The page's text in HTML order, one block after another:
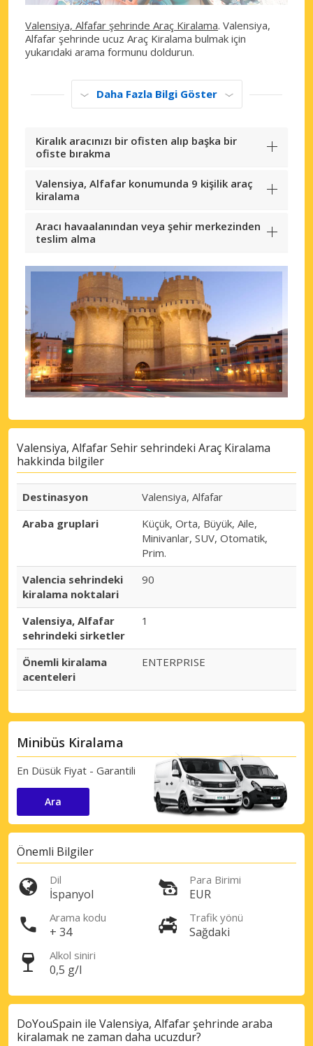
Valensiya, Alfafar şehrinde Araç Kiralama. Valensiya,
Alfafar şehrinde ucuz Araç Kiralama bulmak için
yukarıdaki arama formunu doldurun.
Daha Fazla Bilgi Göster
Kiralık aracınızı bir ofisten alıp başka bir
ofiste bırakma
Valensiya, Alfafar konumunda 9 kişilik araç
kiralama
Aracı havaalanından veya şehir merkezinden
teslim alma
Valensiya, Alfafar Sehir sehrindeki Araç Kiralama
hakkinda bilgiler
Destinasyon
Valensiya, Alfafar
Araba gruplari
Küçük, Orta, Büyük, Aile,
Minivanlar, SUV, Otomatik,
Prim.
Valencia sehrindeki
kiralama noktalari
90
Valensiya, Alfafar
sehrindeki sirketler
1
Önemli kiralama
acenteleri
ENTERPRISE
Minibüs Kiralama
En Düsük Fiyat - Garantili
Ara
Önemli Bilgiler
Dil
İspanyol
Para Birimi
EUR
Arama kodu
+ 34
Trafik yönü
Sağdaki
Alkol siniri
0,5 g/l
DoYouSpain ile Valensiya, Alfafar şehrinde araba
kiralamak ne zaman daha ucuzdur?